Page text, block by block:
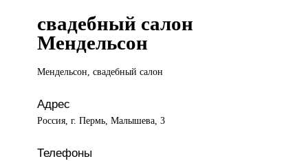
свадебный салон
Мендельсон
Мендельсон, свадебныйсалон
Адрес
Россия, г. Пермь, Малышева, 3
Телефоны